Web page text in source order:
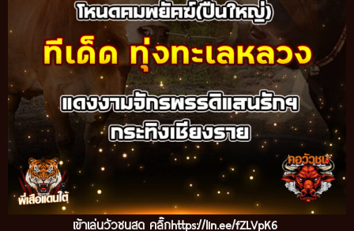
เข้าเล่นวัวชนสด คลิ๊กhttps://lin.ee/fZLVpK6